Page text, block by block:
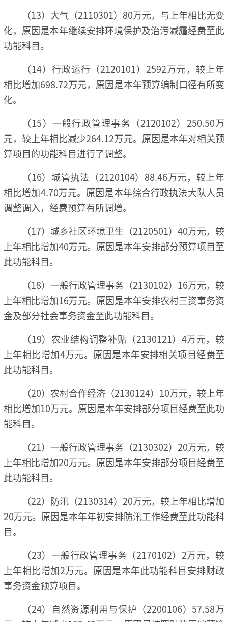
（13）大气（2110301）80万元，与上年相比无变
化，原因是本年继续安排环境保护及治污减霾经费至此
功能科目。
（14）行政运行（2120101）2592万元，较上年
相比增加698.72万元，原因是本年预算编制口径有所变
化。
（15）一般行政管理事务（2120102）250.50万
元，较上年相比减少264.12万元。原因是本年对相关预
算项目的功能科目进行了调整。
（16）城管执法（2120104）88.46万元，较上年
相比增加4.70万元。原因是本年综合行政执法大队人员
调整调入，经费预算有所调增。
（17）城乡社区环境卫生（2120501）40万元，较
上年相比增加40万元。原因是本年安排部分预算项目至
此功能科目。
（18）一般行政管理事务（2130102）16万元，较
上年相比增加16万元。原因是本年安排农村三资事务资
金及部分社会事务资金至此功能科目。
（19）农业结构调整补贴（2130121）4万元，较
上年相比增加4万元。原因是本年安排相关项目经费至
此功能科目。
（20）农村合作经济（2130124）10万元，较上年
相比增加10万元。原因是本年安排部分项目经费至此功
能科目。
（21）一般行政管理事务（2130302）20万元，较
上年相比增加20万元。原因是本年安排部分项目经费至
此功能科目。
（22）防汛（2130314）20万元，较上年相比增加
20万元。原因是本年年初安排防汛工作经费至此功能科
目。
（23）一般行政管理事务（2170102）2万元，较
上年相比增加2万元。原因是本年此功能科目安排财政
事务资金预算项目。
（24）自然资源利用与保护（2200106）57.58万